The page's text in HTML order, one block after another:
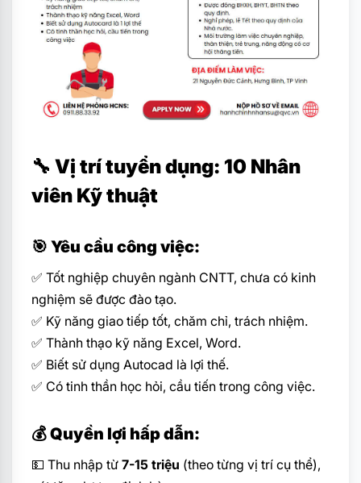
🔧 Vị trí tuyển dụng: 10 Nhân
viên Kỹ thuật
🎯 Yêu cầu công việc:
✅ Tốt nghiệp chuyên ngành CNTT, chưa có kinh
nghiệm sẽ được đào tạo.
✅ Kỹ năng giao tiếp tốt, chăm chỉ, trách nhiệm.
✅ Thành thạo kỹ năng Excel, Word.
✅ Biết sử dụng Autocad là lợi thế.
✅ Có tinh thần học hỏi, cầu tiến trong công việc.
💰 Quyền lợi hấp dẫn:
💵 Thu nhập từ 7-15 triệu (theo từng vị trí cụ thể),